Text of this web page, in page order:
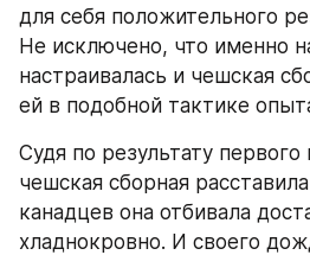
для себя положительного
Не исключено, что именно
настраивалась и чешская
ей в подобной тактике
Судя по результату
чешская сборная
канадцев она отбивала
хладнокровно. И своего